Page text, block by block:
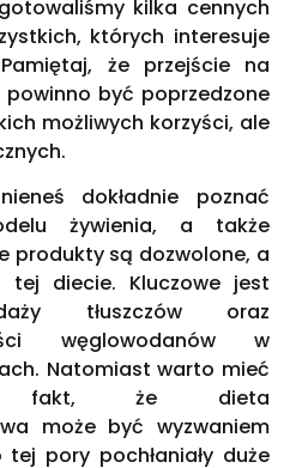
kilka cennych
których interesuje
że przejście na
być poprzedzone
możliwych korzyści, ale
dokładnie poznać
żywienia, a także
produkty są dozwolone, a
tej diecie. Kluczowe jest
tłuszczów oraz
węglowodanów w
Natomiast warto mieć
fakt, że dieta
może być wyzwaniem
pory pochłaniały duże